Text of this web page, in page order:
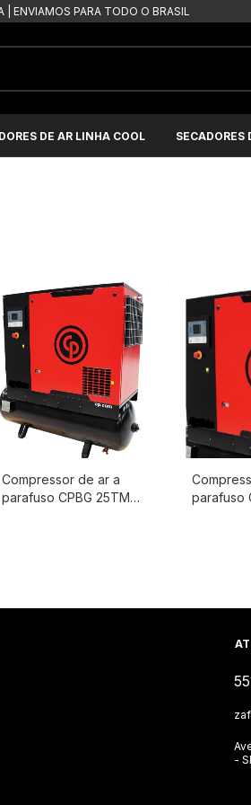
| ENVIAMOS PARA TODO O BRASIL
DE AR LINHA COOL SECADORES
Compressor de ar a
parafuso CPBG 25TM
parafuso
-